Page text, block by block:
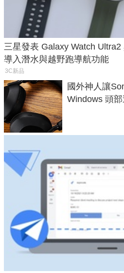
三星發表 Galaxy Watch Ultra2
導入潛水與越野跑導航功能
3C新品
國外神人讓
Windows 頭